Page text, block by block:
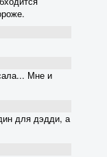
Мне и
для дэдди, а